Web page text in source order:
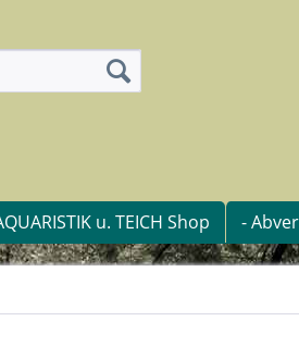
u. TEICH Shop -